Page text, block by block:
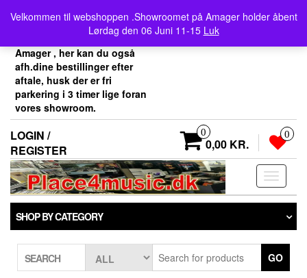
content
Velkommen til webshoppen .Showroomet på Amager holder åbent
Lørdag den 06 Juni 11-15 Luk
Velkommen her i
Place4music`s webshop .
Vores showroom ligger på
Amager , her kan du også
afh.dine bestillinger efter
aftale, husk der er fri
parkering i 3 timer lige foran
vores showroom.
LOGIN /
REGISTER
0
0,00 KR.
0
Toggle
SHOP BY CATEGORY
SEARCH GO